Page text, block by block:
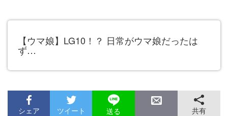
【ウマ娘】LG10！？ 日常がウマ娘だったは
ず…
シェア ツイート 送る 共有